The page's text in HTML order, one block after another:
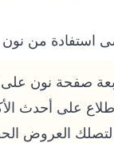
استفادة من نون
على أحدث
لتصلك العروض